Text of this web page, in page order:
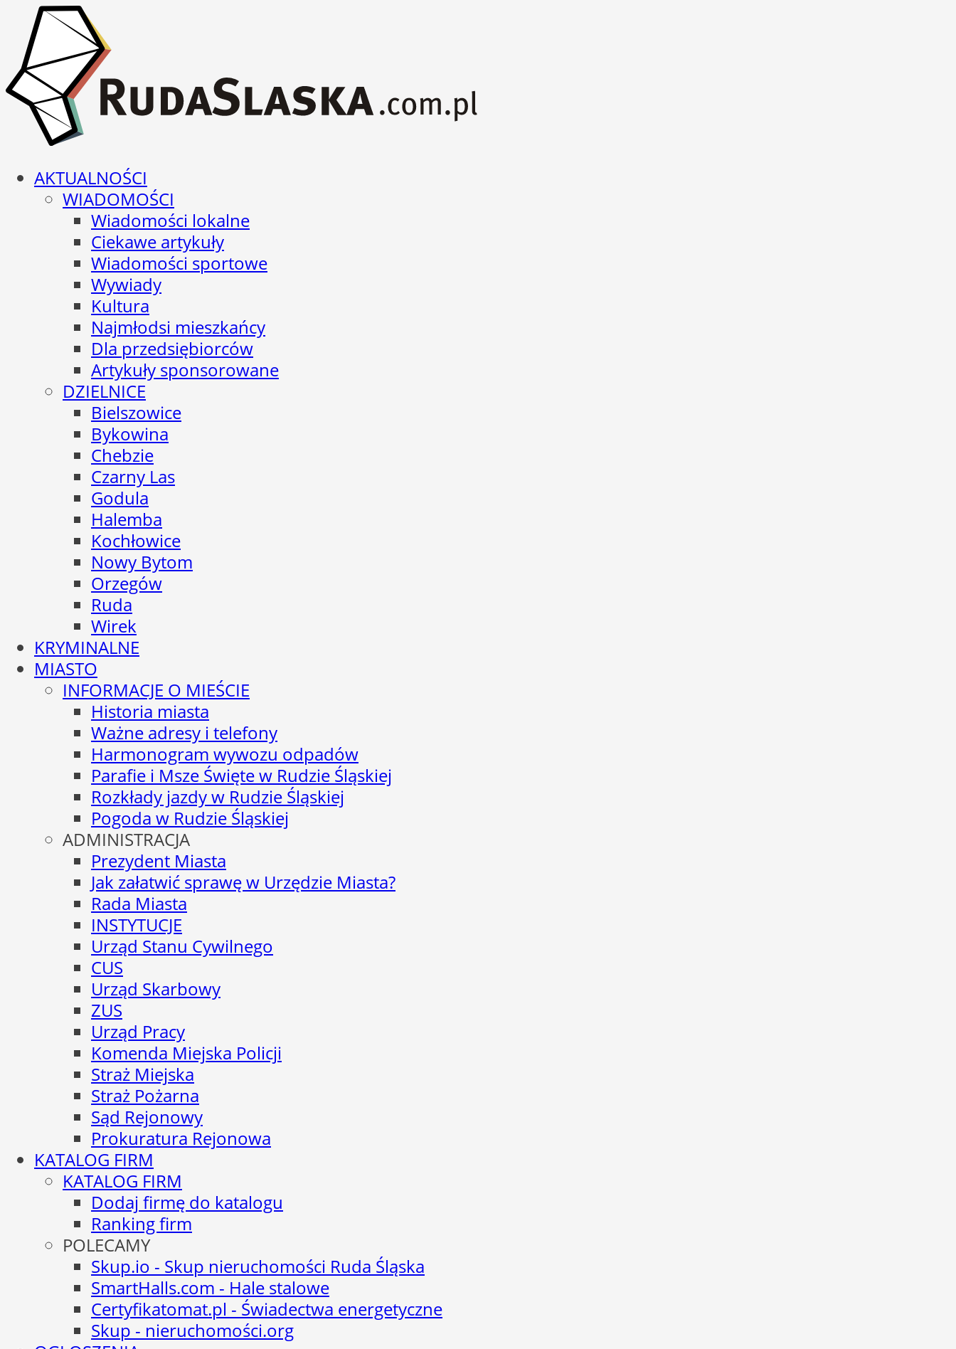
AKTUALNOŚCI
WIADOMOŚCI
Wiadomości lokalne
Ciekawe artykuły
Wiadomości sportowe
Wywiady
Kultura
Najmłodsi mieszkańcy
Dla przedsiębiorców
Artykuły sponsorowane
DZIELNICE
Bielszowice
Bykowina
Chebzie
Czarny Las
Godula
Halemba
Kochłowice
Nowy Bytom
Orzegów
Ruda
Wirek
KRYMINALNE
MIASTO
INFORMACJE O MIEŚCIE
Historia miasta
Ważne adresy i telefony
Harmonogram wywozu odpadów
Parafie i Msze Święte w Rudzie Śląskiej
Rozkłady jazdy w Rudzie Śląskiej
Pogoda w Rudzie Śląskiej
ADMINISTRACJA
Prezydent Miasta
Jak załatwić sprawę w Urzędzie Miasta?
Rada Miasta
INSTYTUCJE
Urząd Stanu Cywilnego
CUS
Urząd Skarbowy
ZUS
Urząd Pracy
Komenda Miejska Policji
Straż Miejska
Straż Pożarna
Sąd Rejonowy
Prokuratura Rejonowa
KATALOG FIRM
KATALOG FIRM
Dodaj firmę do katalogu
Ranking firm
POLECAMY
Skup.io - Skup nieruchomości Ruda Śląska
SmartHalls.com - Hale stalowe
Certyfikatomat.pl - Świadectwa energetyczne
Skup - nieruchomości.org